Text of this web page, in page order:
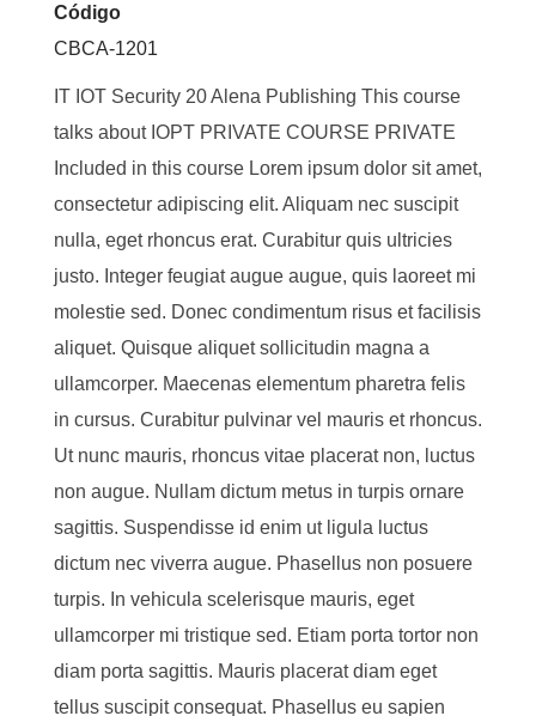
Código
CBCA-1201
IT IOT Security 20 Alena Publishing This course
talks about IOPT PRIVATE COURSE PRIVATE
Included in this course Lorem ipsum dolor sit amet,
consectetur adipiscing elit. Aliquam nec suscipit
nulla, eget rhoncus erat. Curabitur quis ultricies
justo. Integer feugiat augue augue, quis laoreet mi
molestie sed. Donec condimentum risus et facilisis
aliquet. Quisque aliquet sollicitudin magna a
ullamcorper. Maecenas elementum pharetra felis
in cursus. Curabitur pulvinar vel mauris et rhoncus.
Ut nunc mauris, rhoncus vitae placerat non, luctus
non augue. Nullam dictum metus in turpis ornare
sagittis. Suspendisse id enim ut ligula luctus
dictum nec viverra augue. Phasellus non posuere
turpis. In vehicula scelerisque mauris, eget
ullamcorper mi tristique sed. Etiam porta tortor non
diam porta sagittis. Mauris placerat diam eget
tellus suscipit consequat. Phasellus eu sapien